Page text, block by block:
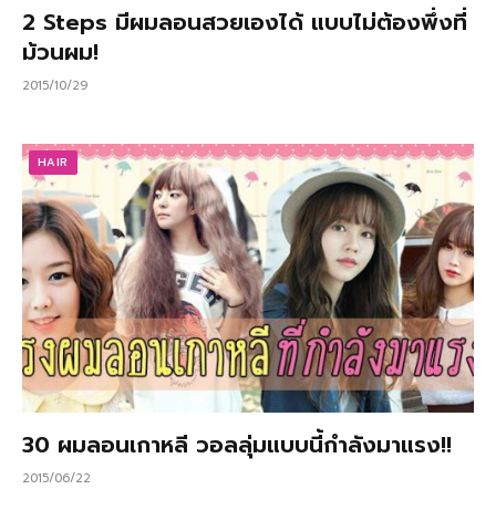
2 Steps มีผมลอนสวยเองได้ แบบไม่ต้องพึ่งที่
ม้วนผม!
2015/10/29
HAIR
30 ผมลอนเกาหลี วอลลุ่มแบบนี้กำลังมาแรง!!
2015/06/22